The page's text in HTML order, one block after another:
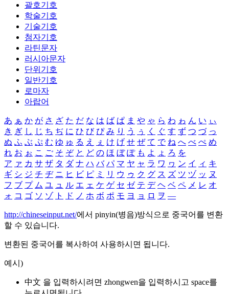
괄호기호
학술기호
기술기호
첨자기호
라틴문자
러시아문자
단위기호
일반기호
로마자
아랍어
あ ぁ か が さ ざ た だ な は ば ぱ ま や ゃ ら わ ゎ ん い ぃ
き ぎ し じ ち ぢ に ひ び ぴ み り う ぅ く ぐ す ず つ づ っ
ぬ ふ ぶ ぷ む ゆ ゅ る え ぇ け げ せ ぜ て で ね へ べ ぺ め
れ お ぉ こ ご そ ぞ と ど の ほ ぼ ぽ も よ ょ ろ を
ア ァ カ サ ザ タ ダ ナ ハ バ パ マ ヤ ャ ラ ワ ヮ ン イ ィ キ
ギ シ ジ チ ヂ ニ ヒ ビ ピ ミ リ ウ ゥ ク グ ス ズ ツ ヅ ッ ヌ
フ ブ プ ム ユ ュ ル エ ェ ケ ゲ セ ゼ テ デ ヘ ベ ペ メ レ オ
ォ コ ゴ ソ ゾ ト ド ノ ホ ボ ポ モ ヨ ョ ロ ヲ ―
http://chineseinput.net/에서 pinyin(병음)방식으로 중국어를 변환
할 수 있습니다.
변환된 중국어를 복사하여 사용하시면 됩니다.
예시)
中文 을 입력하시려면 zhongwen을 입력하시고 space를